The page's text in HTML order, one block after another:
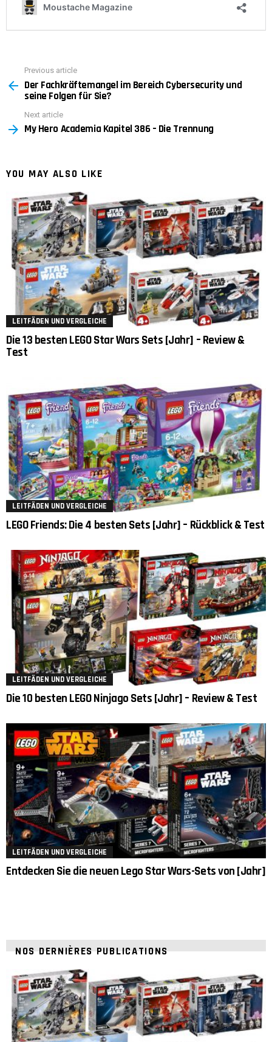
more
Previous article
Der Fachkräftemangel im Bereich Cybersecurity und
seine Folgen für Sie?
Next article
My Hero Academia Kapitel 386 – Die Trennung
YOU MAY ALSO LIKE
LEITFÄDEN UND VERGLEICHE
Die 13 besten LEGO Star Wars Sets [Jahr] – Review &
Test
LEITFÄDEN UND VERGLEICHE
LEGO Friends: Die 4 besten Sets [Jahr] – Rückblick & Test
LEITFÄDEN UND VERGLEICHE
Die 10 besten LEGO Ninjago Sets [Jahr] – Review & Test
LEITFÄDEN UND VERGLEICHE
Entdecken Sie die neuen Lego Star Wars-Sets von [Jahr]
NOS DERNIÈRES PUBLICATIONS